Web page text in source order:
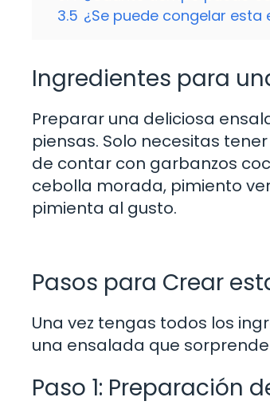
3.5 ¿Se puede congelar
Ingredientes para
Preparar una deliciosa
piensas. Solo necesitas
de contar con garbanzos
cebolla morada, pimiento
pimienta al gusto.
Pasos para Crear
Una vez tengas todos los
una ensalada que
Paso 1: Preparación